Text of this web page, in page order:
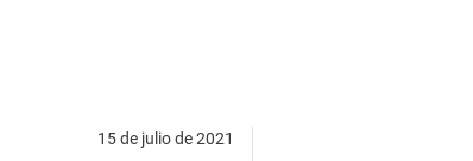
15 de julio de 2021